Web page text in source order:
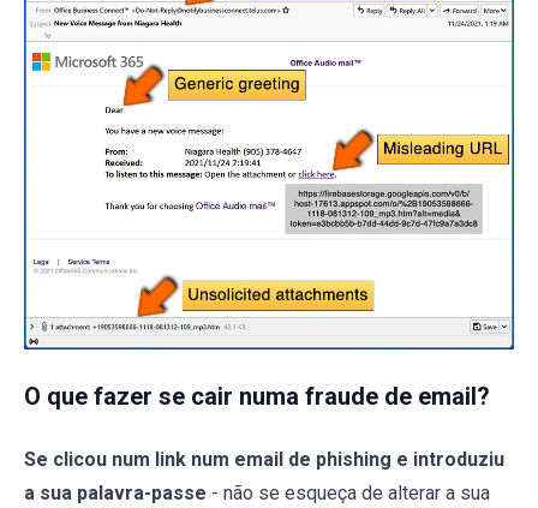
O que fazer se cair numa fraude de email?
Se clicou num link num email de phishing e introduziu
a sua palavra-passe - não se esqueça de alterar a sua